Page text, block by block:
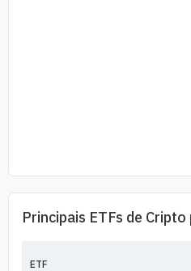
Principais ETFs de
ETF